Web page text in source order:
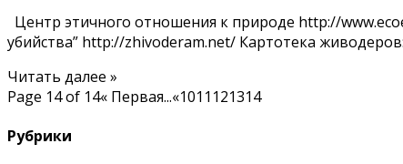
Центр этичного отношения к природе http://
убийства” http://zhivoderam.net/ Картотека
Читать далее »
Page 14 of 14« Первая...«1011121314
Рубрики